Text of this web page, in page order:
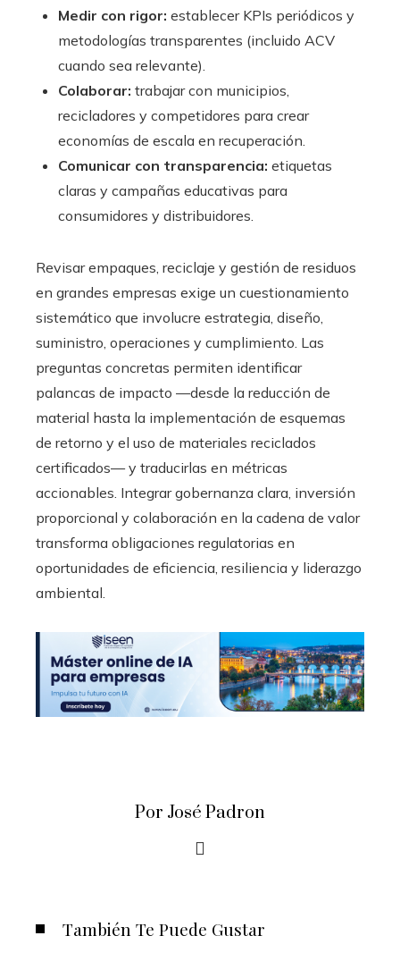
Medir con rigor: establecer KPIs periódicos y
metodologías transparentes (incluido ACV
cuando sea relevante).
Colaborar: trabajar con municipios,
recicladores y competidores para crear
economías de escala en recuperación.
Comunicar con transparencia: etiquetas
claras y campañas educativas para
consumidores y distribuidores.
Revisar empaques, reciclaje y gestión de residuos
en grandes empresas exige un cuestionamiento
sistemático que involucre estrategia, diseño,
suministro, operaciones y cumplimiento. Las
preguntas concretas permiten identificar
palancas de impacto —desde la reducción de
material hasta la implementación de esquemas
de retorno y el uso de materiales reciclados
certificados— y traducirlas en métricas
accionables. Integrar gobernanza clara, inversión
proporcional y colaboración en la cadena de valor
transforma obligaciones regulatorias en
oportunidades de eficiencia, resiliencia y liderazgo
ambiental.
Por José Padron
También Te Puede Gustar